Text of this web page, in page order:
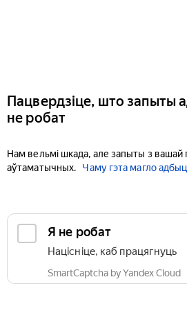
Пацвердзіце, што запыты
не робат
Нам вельмі шкада, але запыты з
аўтаматычных.
Чаму гэта магло
Я не робат
Націсніце, каб працягнуць
SmartCaptcha by Yandex Cloud